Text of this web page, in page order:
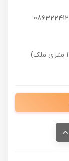
اراک، خیابان سید جمال الدین اسدآبادی (12 متری ملک)